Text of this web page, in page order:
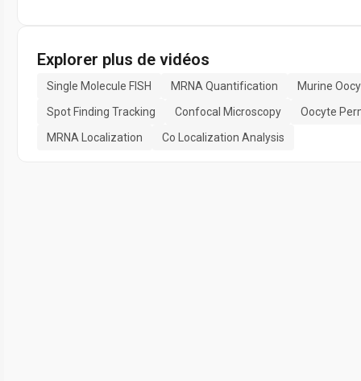
Explorer plus de vidéos
Single Molecule FISH MRNA Quantification
Murine
Spot Finding Tracking
Confocal Microscopy
Oocyte
MRNA Localization
Co Localization Analysis